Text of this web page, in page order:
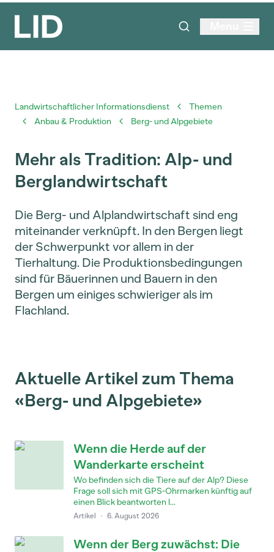
Landwirtschaftlicher Informationsdienst
Themen
Anbau & Produktion
Berg- und Alpgebiete
Mehr als Tradition: Alp- und
Berglandwirtschaft
Die Berg- und Alplandwirtschaft sind eng
miteinander verknüpft. In den Bergen liegt
der Schwerpunkt vor allem in der
Tierhaltung. Die Produktionsbedingungen
sind für Bäuerinnen und Bauern in den
Bergen um einiges schwieriger als im
Flachland.
Aktuelle Artikel zum Thema
«Berg- und Alpgebiete»
Wenn die Herde auf der
Wanderkarte erscheint
Wo befinden sich die Tiere auf der Alp? Diese
Frage soll sich mit GPS-Ohrmarken künftig auf
einen Blick beantworten l...
Artikel · 6. August 2026
Wenn der Berg zuwächst: Die